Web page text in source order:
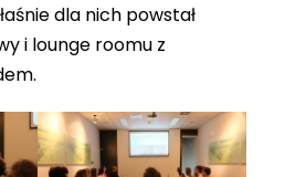
dla nich powstał
i lounge roomu z